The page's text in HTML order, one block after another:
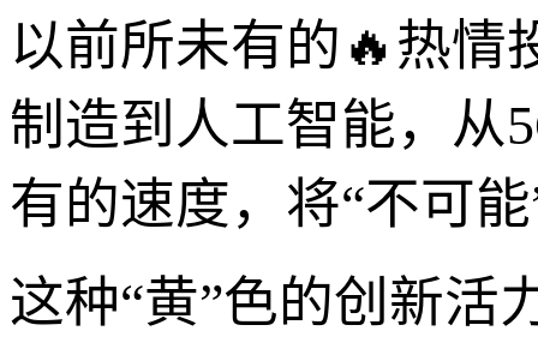
以前所未有的🔥热情
制造到人工智能，从
有的速度，将“不可
这种“黄”色的创新活